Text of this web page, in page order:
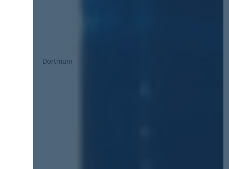
Dortmund